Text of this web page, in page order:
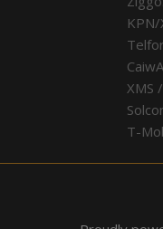
XMS
T-